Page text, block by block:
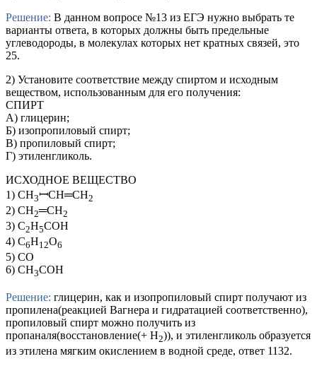
Решение: В данном вопросе №13 из ЕГЭ нужно выбрать те
варианты ответа, в которых должны быть предельные
углеводороды, в молекулах которых нет кратных связей, это
25.
2) Установите соответствие между спиртом и исходным
веществом, использованным для его получения:
СПИРТ
А) глицерин;
Б) изопропиловый спирт;
В) пропиловый спирт;
Г) этиленгликоль.
ИСХОДНОЕ ВЕЩЕСТВО
1) CH3ꟷCH═CH2
2) CH2═CH2
3) C2H5COH
4) C6H12O6
5) CO
6) CH3COH
Решение: глицерин, как и изопропиловый спирт получают из
пропилена(реакцией Вагнера и гидратацией соответственно),
пропиловый спирт можно получить из
пропаналя(восстановление(+ H2)), и этиленгликоль образуется
из этилена мягким окислением в водной среде, ответ 1132.